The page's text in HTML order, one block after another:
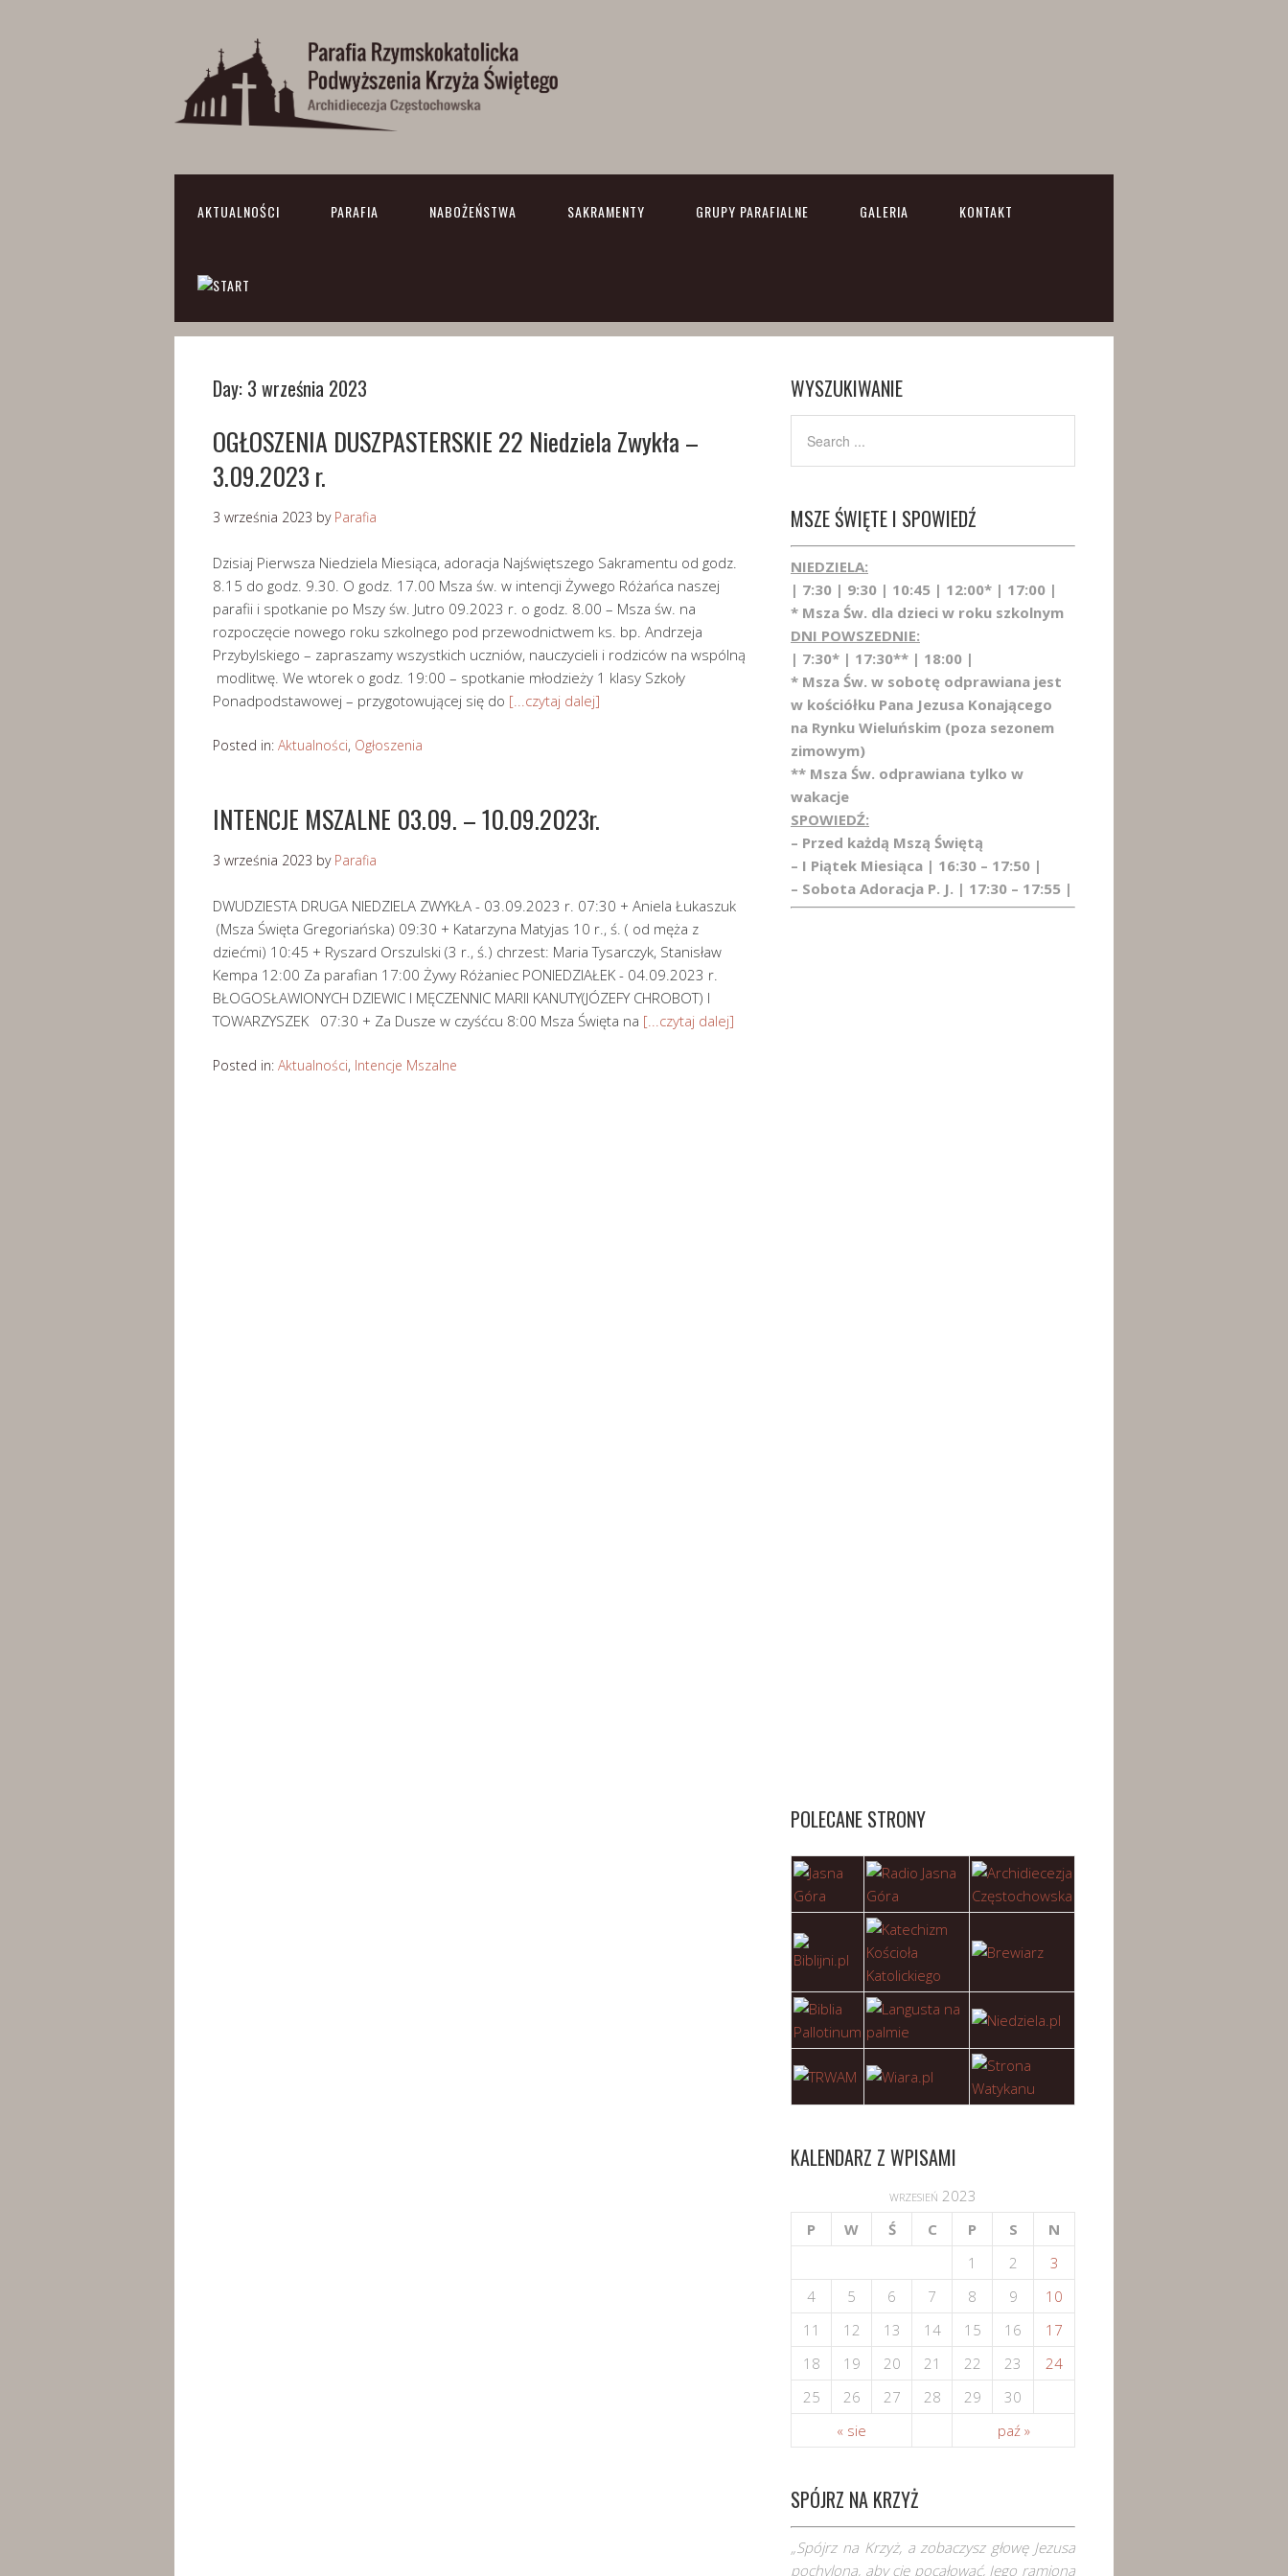
AKTUALNOŚCI PARAFIA NABOŻEŃSTWA SAKRAMENTY GRUPY PARAFIALNE GALERIA KONTAKT
Day: 3 września 2023
OGŁOSZENIA DUSZPASTERSKIE 22 Niedziela Zwykła –
3.09.2023 r.
3 września 2023 by Parafia
Dzisiaj Pierwsza Niedziela Miesiąca, adoracja Najświętszego Sakramentu od godz.
8.15 do godz. 9.30. O godz. 17.00 Msza św. w intencji Żywego Różańca naszej
parafii i spotkanie po Mszy św. Jutro 09.2023 r. o godz. 8.00 – Msza św. na
rozpoczęcie nowego roku szkolnego pod przewodnictwem ks. bp. Andrzeja
Przybylskiego – zapraszamy wszystkich uczniów, nauczycieli i rodziców na wspólną
modlitwę. We wtorek o godz. 19:00 – spotkanie młodzieży 1 klasy Szkoły
Ponadpodstawowej – przygotowującej się do [...czytaj dalej]
Posted in: Aktualności, Ogłoszenia
INTENCJE MSZALNE 03.09. – 10.09.2023r.
3 września 2023 by Parafia
DWUDZIESTA DRUGA NIEDZIELA ZWYKŁA - 03.09.2023 r. 07:30 + Aniela Łukaszuk
(Msza Święta Gregoriańska) 09:30 + Katarzyna Matyjas 10 r., ś. ( od męża z
dziećmi) 10:45 + Ryszard Orszulski (3 r., ś.) chrzest: Maria Tysarczyk, Stanisław
Kempa 12:00 Za parafian 17:00 Żywy Różaniec PONIEDZIAŁEK - 04.09.2023 r.
BŁOGOSŁAWIONYCH DZIEWIC I MĘCZENNIC MARII KANUTY(JÓZEFY CHROBOT) I
TOWARZYSZEK 07:30 + Za Dusze w czyśćcu 8:00 Msza Święta na [...czytaj dalej]
Posted in: Aktualności, Intencje Mszalne
WYSZUKIWANIE
MSZE ŚWIĘTE I SPOWIEDŹ
NIEDZIELA:
| 7:30 | 9:30 | 10:45 | 12:00* | 17:00 |
* Msza Św. dla dzieci w roku szkolnym
DNI POWSZEDNIE:
| 7:30* | 17:30** | 18:00 |
* Msza Św. w sobotę odprawiana jest
w kościółku Pana Jezusa Konającego
na Rynku Wieluńskim (poza sezonem
zimowym)
** Msza Św. odprawiana tylko w
wakacje
SPOWIEDŹ:
– Przed każdą Mszą Świętą
– I Piątek Miesiąca | 16:30 – 17:50 |
– Sobota Adoracja P. J. | 17:30 – 17:55 |
POLECANE STRONY
KALENDARZ Z WPISAMI
wrzesień 2023
P
W Ś C P S N
« sie paź »
1 2
3
4
5 6 7 8 9
10
11
12 13 14 15 16
17
18
19 20 21 22 23
24
25
26 27 28 29 30
SPÓJRZ NA KRZYŻ
„Spójrz na Krzyż, a zobaczysz głowę Jezusa
pochyloną, aby cię pocałować, Jego ramiona